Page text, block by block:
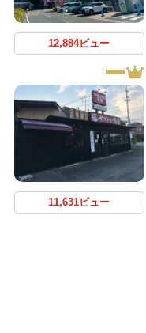
12,884ビュー
11,631ビュー